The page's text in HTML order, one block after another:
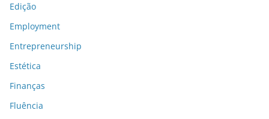
Edição
Employment
Entrepreneurship
Estética
Finanças
Fluência